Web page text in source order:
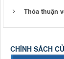
Thỏa thuận
CHÍNH SÁCH